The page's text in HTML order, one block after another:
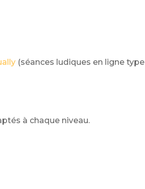
(séances ludiques en ligne type
à chaque niveau.